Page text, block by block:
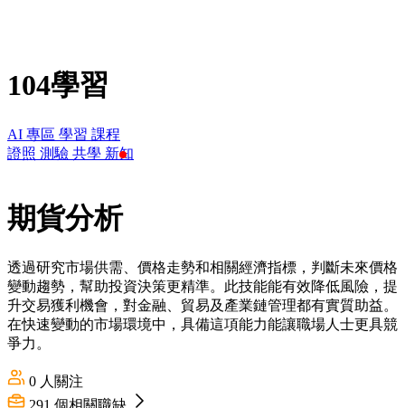
104學習
AI 專區 學習 課程
證照 測驗 共學 新知
期貨分析
透過研究市場供需、價格走勢和相關經濟指標，判斷未來價格
變動趨勢，幫助投資決策更精準。此技能能有效降低風險，提
升交易獲利機會，對金融、貿易及產業鏈管理都有實質助益。
在快速變動的市場環境中，具備這項能力能讓職場人士更具競
爭力。
0 人關注
291 個相關職缺